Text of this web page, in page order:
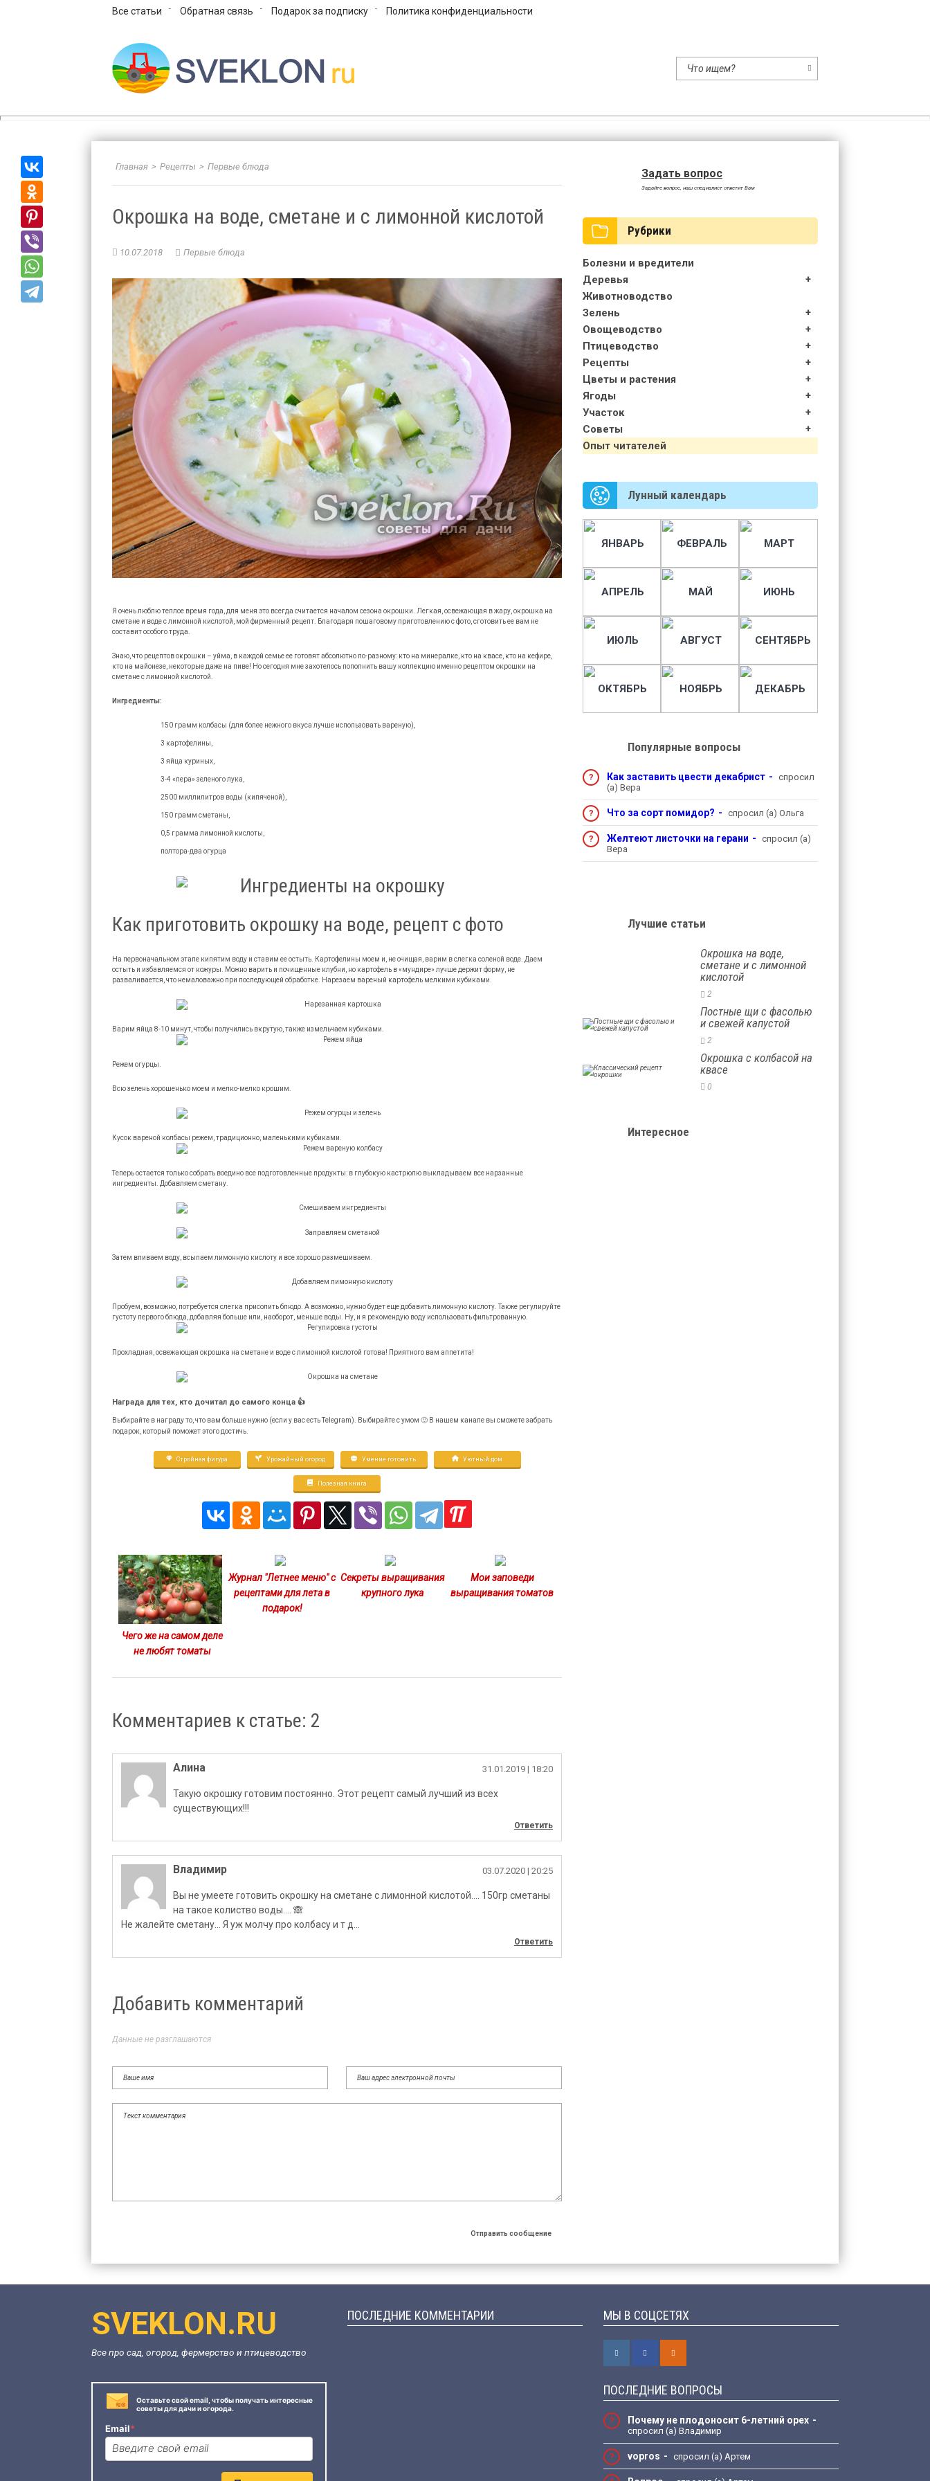
Все статьи Обратная связь Подарок за подписку Политика конфиденциальности
Главная > Рецепты > Первые блюда
Окрошка на воде, сметане и с лимонной кислотой
10.07.2018 Первые блюда
Я очень люблю теплое время года, для меня это всегда считается началом сезона окрошки. Легкая, освежающая в жару, окрошка на
сметане и воде с лимонной кислотой, мой фирменный рецепт. Благодаря пошаговому приготовлению с фото, сготовить ее вам не
составит особого труда.
Знаю, что рецептов окрошки – уйма, в каждой семье ее готовят абсолютно по-разному: кто на минералке, кто на квасе, кто на кефире,
кто на майонезе, некоторые даже на пиве! Но сегодня мне захотелось пополнить вашу коллекцию именно рецептом окрошки на
сметане с лимонной кислотой.
Ингредиенты:
150 грамм колбасы (для более нежного вкуса лучше использовать вареную),
3 картофелины,
3 яйца куриных,
3-4 «пера» зеленого лука,
2500 миллилитров воды (кипяченой),
150 грамм сметаны,
0,5 грамма лимонной кислоты,
полтора-два огурца
Как приготовить окрошку на воде, рецепт с фото
На первоначальном этапе кипятим воду и ставим ее остыть. Картофелины моем и, не очищая, варим в слегка соленой воде. Даем
остыть и избавляемся от кожуры. Можно варить и почищенные клубни, но картофель в «мундире» лучше держит форму, не
разваливается, что немаловажно при последующей обработке. Нарезаем вареный картофель мелкими кубиками.
Варим яйца 8-10 минут, чтобы получились вкрутую, также измельчаем кубиками.
Режем огурцы.
Всю зелень хорошенько моем и мелко-мелко крошим.
Кусок вареной колбасы режем, традиционно, маленькими кубиками.
Теперь остается только собрать воедино все подготовленные продукты: в глубокую кастрюлю выкладываем все нарзанные
ингредиенты. Добавляем сметану.
Затем вливаем воду, всыпаем лимонную кислоту и все хорошо размешиваем.
Пробуем, возможно, потребуется слегка присолить блюдо. А возможно, нужно будет еще добавить лимонную кислоту. Также регулируйте
густоту первого блюда, добавляя больше или, наоборот, меньше воды. Ну, и я рекомендую воду использовать фильтрованную.
Прохладная, освежающая окрошка на сметане и воде с лимонной кислотой готова! Приятного вам аппетита!
Награда для тех, кто дочитал до самого конца 👍
Выбирайте в награду то, что вам больше нужно (если у вас есть Telegram). Выбирайте с умом 🙂 В нашем канале вы сможете забрать
подарок, который поможет этого достичь.
Стройная фигура Урожайный огород Умение готовить Уютный дом
Полезная книга
Чего же на самом деле
не любят томаты
Журнал "Летнее меню" с
рецептами для лета в
подарок!
Секреты выращивания
крупного лука
Мои заповеди
выращивания томатов
Комментариев к статье: 2
Алина 31.01.2019 | 18:20
Такую окрошку готовим постоянно. Этот рецепт самый лучший из всех
существующих!!!
Ответить
Владимир 03.07.2020 | 20:25
Вы не умеете готовить окрошку на сметане с лимонной кислотой…. 150гр сметаны
на такое колиство воды…. 🙈
Не жалейте сметану… Я уж молчу про колбасу и т д…
Ответить
Добавить комментарий
Данные не разглашаются
Задать вопрос
Задайте вопрос, наш специалист ответит Вам
Рубрики
Болезни и вредители
Деревья
Животноводство
Зелень
Овощеводство
Птицеводство
Рецепты
Цветы и растения
Ягоды
Участок
Советы
Опыт читателей
Лунный календарь
ЯНВАРЬ ФЕВРАЛЬ МАРТ
АПРЕЛЬ МАЙ ИЮНЬ
ИЮЛЬ АВГУСТ СЕНТЯБРЬ
ОКТЯБРЬ НОЯБРЬ ДЕКАБРЬ
Популярные вопросы
Как заставить цвести декабрист
спросил
(а) Вера
Что за сорт помидор? спросил (а) Ольга
Желтеют листочки на герани
спросил (а)
Вера
Лучшие статьи
Окрошка на воде,
сметане и с лимонной
кислотой
2
Постные щи с фасолью
и свежей капустой
2
Окрошка с колбасой на
квасе
0
Интересное
SVEKLON.RU
Все про сад, огород, фермерство и птицеводство
Оставьте свой email, чтобы получать интересные
советы для дачи и огорода.
Email*
ПОСЛЕДНИЕ КОММЕНТАРИИ МЫ В СОЦСЕТЯХ
ПОСЛЕДНИЕ ВОПРОСЫ
Почему не плодоносит 6-летний орех
спросил (а) Владимир
vopros спросил (а) Артем